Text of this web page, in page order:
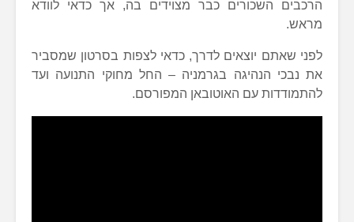
הרכבים השכורים כבר מצוידים בה, אך כדאי לוודא
מראש.
לפני שאתם יוצאים לדרך, כדאי לצפות בסרטון שמסביר
את נבכי הנהיגה בגרמניה – החל מחוקי התנועה ועד
להתמודדות עם האוטובאן המפורסם.